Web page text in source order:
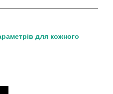
для кожного